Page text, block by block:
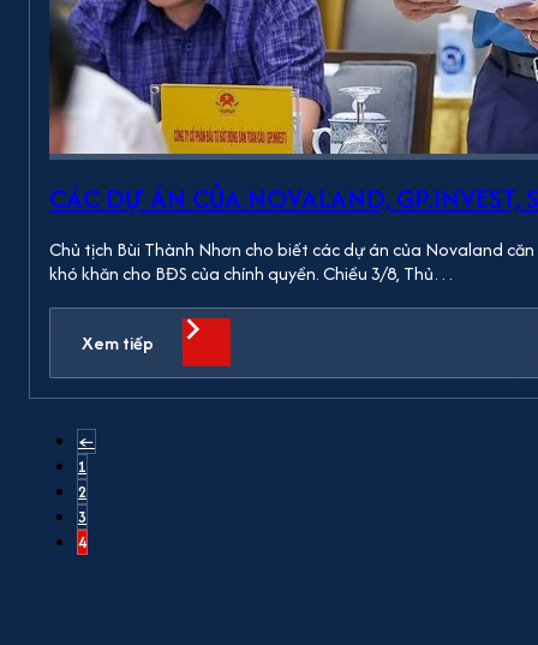
CÁC DỰ ÁN CỦA NOVALAND,
Chủ tịch Bùi Thành Nhơn cho biết các dự án của Novaland
khó khăn cho BĐS của chính quyền. Chiều 3/8, Thủ…
Xem tiếp
←
1
2
3
4